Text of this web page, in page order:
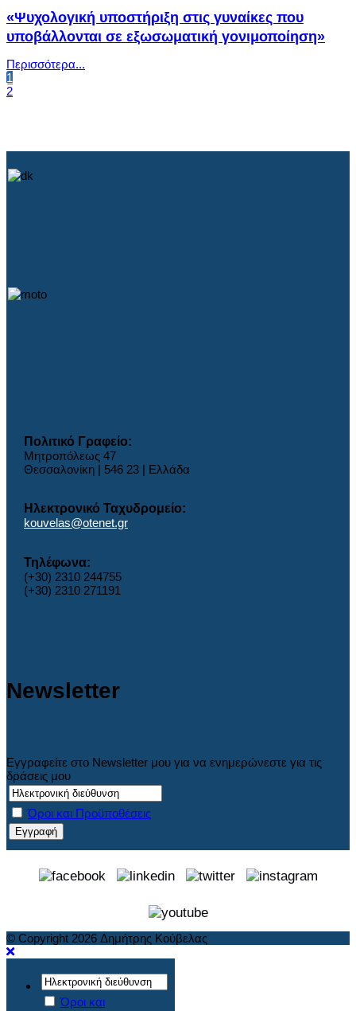
«Ψυχολογική υποστήριξη στις γυναίκες που
υποβάλλονται σε εξωσωματική γονιμοποίηση»
Περισσότερα...
1
2
Πολιτικό Γραφείο:
Μητροπόλεως 47
Θεσσαλονίκη | 546 23 | Ελλάδα
Ηλεκτρονικό Ταχυδρομείο:
kouvelas@otenet.gr
Τηλέφωνα:
(+30) 2310 244755
(+30) 2310 271191
Newsletter
Εγγραφείτε στο Newsletter μου για να ενημερώνεστε για τις
δράσεις μου
Όροι και Προϋποθέσεις
© Copyright 2026 Δημήτρης Κούβελας
Όροι και